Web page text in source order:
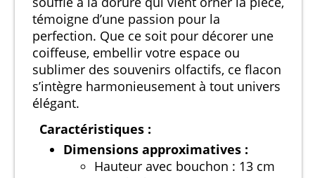
témoigne d’une passion pour la
perfection. Que ce soit pour décorer une
coiffeuse, embellir votre espace ou
sublimer des souvenirs olfactifs, ce flacon
s’intègre harmonieusement à tout univers
élégant.
Caractéristiques :
Dimensions approximatives :
Hauteur avec bouchon : 13 cm